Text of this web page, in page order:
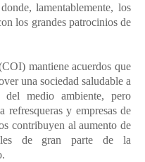
lamentablemente, los
los grandes patrocinios de
mantiene acuerdos que
una sociedad saludable a
medio ambiente, pero
refresqueras y empresas de
contribuyen al aumento de
de gran parte de la